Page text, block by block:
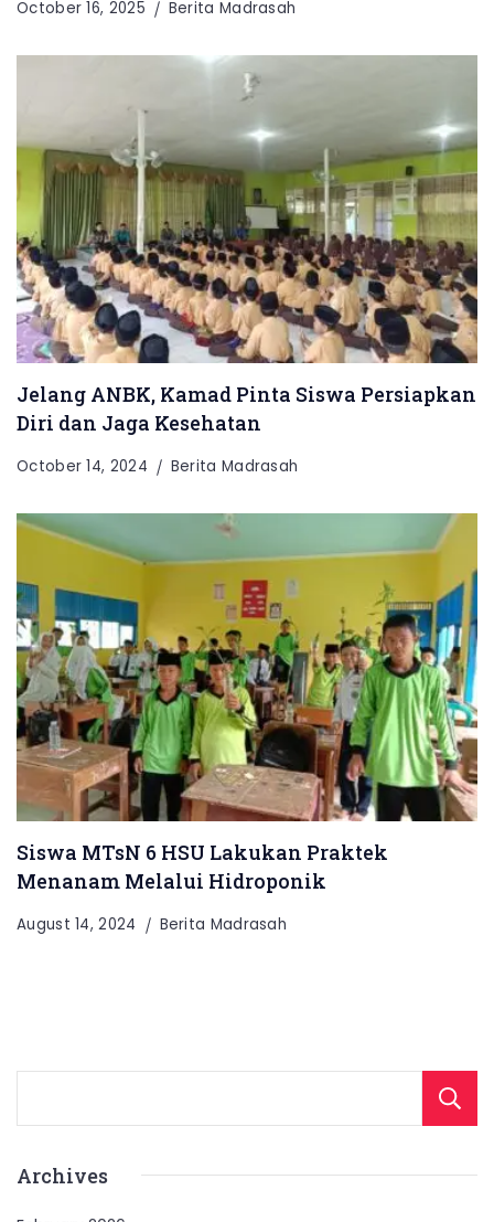
October 16, 2025 Berita Madrasah
Jelang ANBK, Kamad Pinta Siswa Persiapkan
Diri dan Jaga Kesehatan
October 14, 2024 Berita Madrasah
Siswa MTsN 6 HSU Lakukan Praktek
Menanam Melalui Hidroponik
August 14, 2024 Berita Madrasah
Archives